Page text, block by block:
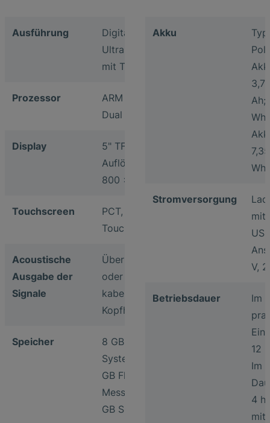
Ausführung
Digitales
Ultraschallprüfgerät
mit Touchscreen
Prozessor
ARM Cortex-A9
Dual Core 1.2 GHz
Display
5" TFT Display,
Auflösung WVGA
800 x 480 pixel
Touchscreen
PCT, 5-Punkt Multi-
Touch Controller
Acoustische
Ausgabe der
Signale
Über Lautsprecher
oder
kabelgebundene
Kopfhörer
Speicher
8 GB Flash
Systemspeicher16
GB Flash interner
Messdatenspeicher2
GB SDRAM
Akku
3,7
Ah;
Wh)
Stromversorgung
mit
V,
Betriebsdauer
Im
12 h
Im
4 h
mit